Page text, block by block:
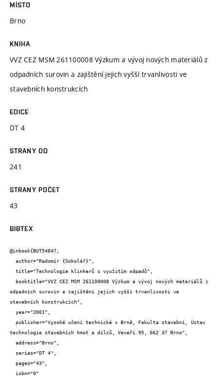
MÍSTO
Brno
KNIHA
VVZ CEZ MSM 261100008 Výzkum a vývoj nových materiálů z
odpadních surovin a zajištění jejich vyšší trvanlivosti ve
stavebních konstrukcích
EDICE
DT 4
STRANY OD
241
STRANY POČET
43
BIBTEX
@inbook{BUT54847,
odpadních surovin a zajištění jejich vyšší trvanlivosti ve
stavebních konstrukcích",
technologie stavebních hmot a dílců, Veveří 95, 662 37 Brno",